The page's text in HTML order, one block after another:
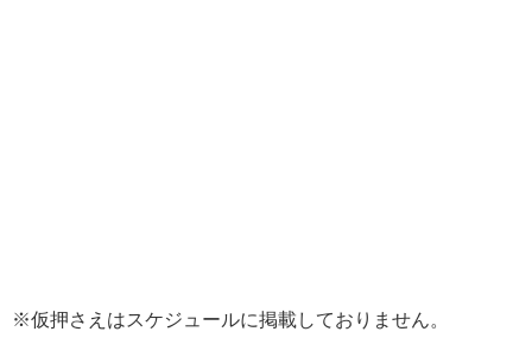
※仮押さえはスケジュールに掲載しておりません。